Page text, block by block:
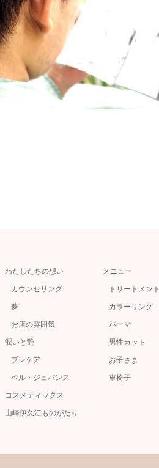
わたしたちの想い
カウンセリング
夢
お店の雰囲気
潤いと艶
プレケア
ベル・ジュバンス
コスメティックス
山崎伊久江ものがたり
メニュー
トリートメント
カラーリング
パーマ
男性カット
お子さま
車椅子